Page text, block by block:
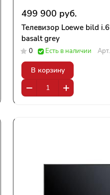
499 900 руб.
Телевизор Loewe bild
basalt grey
0 Есть в наличии Арт.
В корзину